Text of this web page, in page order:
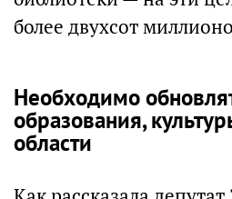
более двухсот
Необходимо
образования,
области